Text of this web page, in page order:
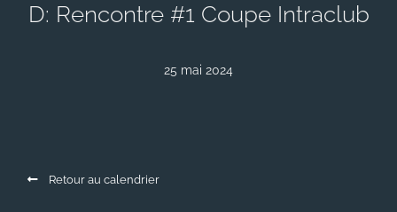
D: Rencontre #1 Coupe Intraclub
25 mai 2024
Retour au calendrier